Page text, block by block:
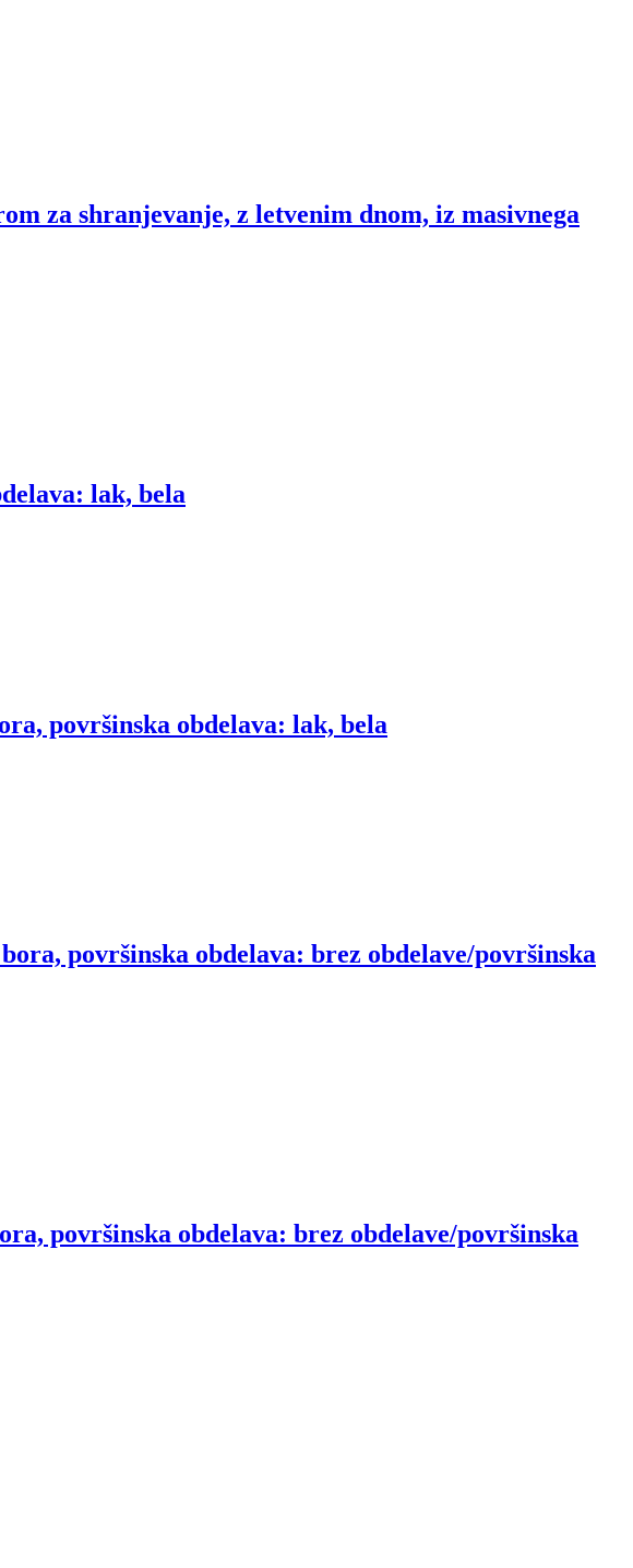
za shranjevanje, z letvenim dnom, iz masivnega
lak, bela
površinska obdelava: lak, bela
površinska obdelava: brez obdelave/površinska
površinska obdelava: brez obdelave/površinska